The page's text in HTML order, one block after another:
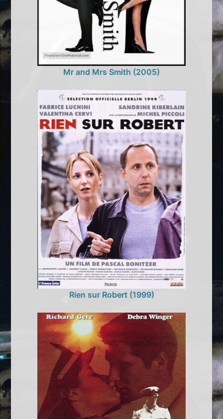
Mr and Mrs Smith (2005)
Rien sur Robert (1999)